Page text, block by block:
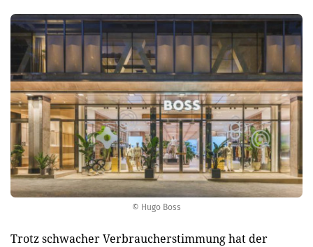
© Hugo Boss
Trotz schwacher Verbraucherstimmung hat der